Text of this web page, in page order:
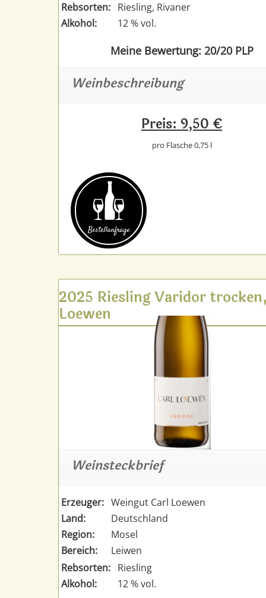
Rebsorten: Riesling, Rivaner
Alkohol:
12 % vol.
Meine Bewertung: 20/20 PLP
Weinbeschreibung
Preis: 9,50 €
pro Flasche 0,75 l
Bestell­anfrage
2025 Riesling Varidor
Loewen
Weinsteckbrief
Erzeuger: Weingut Carl Loewen
Land:
Deutschland
Region:
Mosel
Bereich:
Leiwen
Rebsorten: Riesling
Alkohol:
12 % vol.